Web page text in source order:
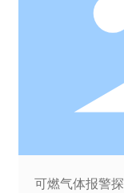
可燃气体报警